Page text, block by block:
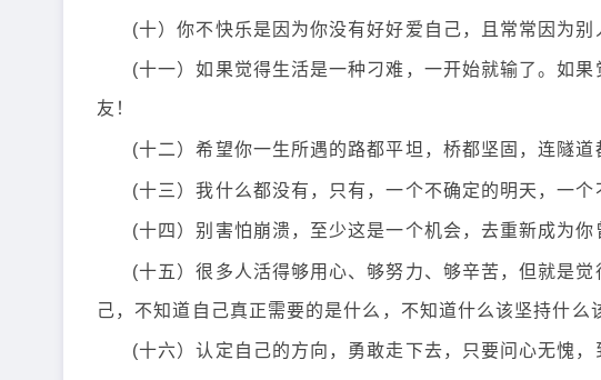
(十）你不快乐是因为你没有好好爱自己，且常常因为别
(十一）如果觉得生活是一种刁难，一开始就输了。如
友！
(十二）希望你一生所遇的路都平坦，桥都坚固，连隧道
(十三）我什么都没有，只有，一个不确定的明天，一个
(十四）别害怕崩溃，至少这是一个机会，去重新成为
(十五）很多人活得够用心、够努力、够辛苦，但就是
己，不知道自己真正需要的是什么，不知道什么该坚持什么
(十六）认定自己的方向，勇敢走下去，只要问心无愧